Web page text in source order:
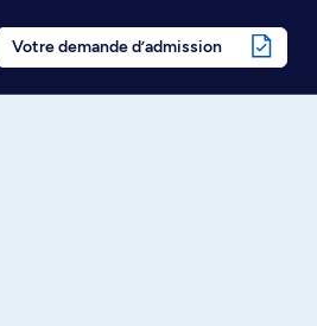
Votre demande d’admission